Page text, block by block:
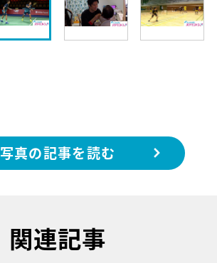
写真の記事を読む
関連記事